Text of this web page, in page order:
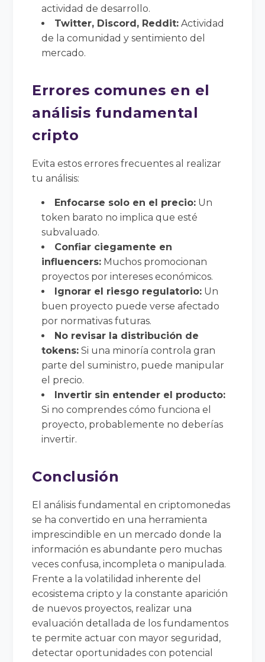
actividad de desarrollo.
Twitter, Discord, Reddit: Actividad
de la comunidad y sentimiento del
mercado.
Errores comunes en el
análisis fundamental
cripto
Evita estos errores frecuentes al realizar
tu análisis:
Enfocarse solo en el precio: Un
token barato no implica que esté
subvaluado.
Confiar ciegamente en
influencers: Muchos promocionan
proyectos por intereses económicos.
Ignorar el riesgo regulatorio: Un
buen proyecto puede verse afectado
por normativas futuras.
No revisar la distribución de
tokens: Si una minoría controla gran
parte del suministro, puede manipular
el precio.
Invertir sin entender el producto:
Si no comprendes cómo funciona el
proyecto, probablemente no deberías
invertir.
Conclusión
El análisis fundamental en criptomonedas
se ha convertido en una herramienta
imprescindible en un mercado donde la
información es abundante pero muchas
veces confusa, incompleta o manipulada.
Frente a la volatilidad inherente del
ecosistema cripto y la constante aparición
de nuevos proyectos, realizar una
evaluación detallada de los fundamentos
te permite actuar con mayor seguridad,
detectar oportunidades con potencial